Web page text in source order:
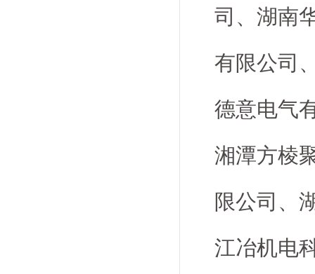
司、湖南
有限公司
德意电气
湘潭方棱
限公司、
江冶机电